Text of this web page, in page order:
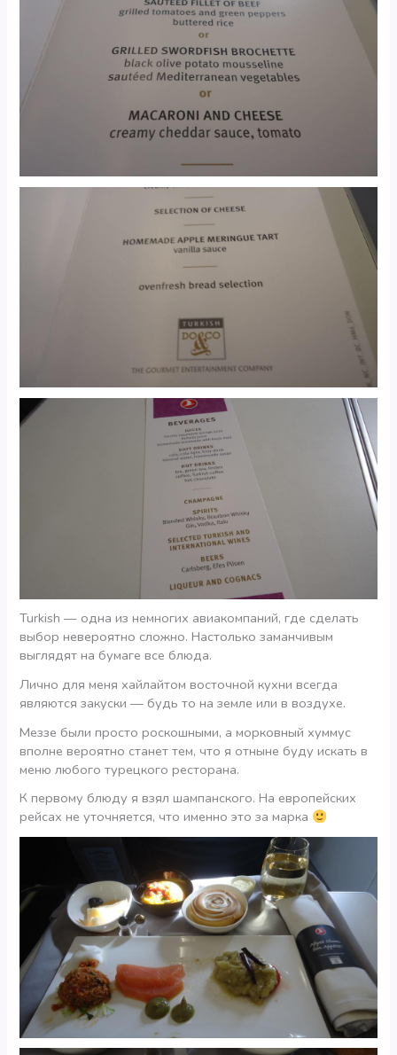
Turkish — одна из немногих авиакомпаний, где сделать
выбор невероятно сложно. Настолько заманчивым
выглядят на бумаге все блюда.
Лично для меня хайлайтом восточной кухни всегда
являются закуски — будь то на земле или в воздухе.
Меззе были просто роскошными, а морковный хуммус
вполне вероятно станет тем, что я отныне буду искать в
меню любого турецкого ресторана.
К первому блюду я взял шампанского. На европейских
рейсах не уточняется, что именно это за марка